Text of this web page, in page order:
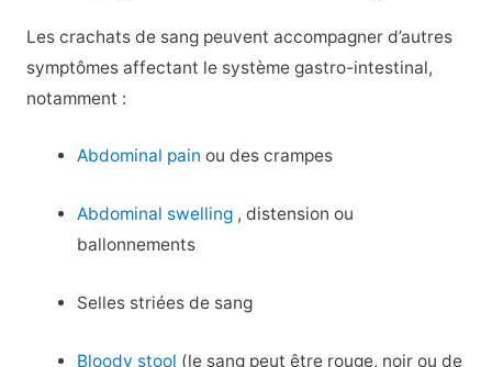
Les crachats de sang peuvent accompagner d’autres
symptômes affectant le système gastro-intestinal,
notamment :
Abdominal pain ou des crampes
Abdominal swelling , distension ou
ballonnements
Selles striées de sang
Bloody stool (le sang peut être rouge, noir ou de